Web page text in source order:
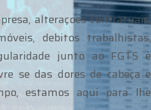
alteraçoes contratuais,
debitos trabalhistas,
junto ao FGTS e
se das dores de cabeça e
estamos aqui para lhe